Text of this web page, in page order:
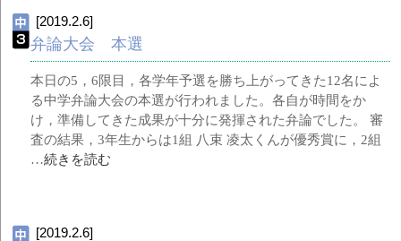
[2019.2.6]
弁論大会 本選
本日の5，6限目，各学年予選を勝ち上がってきた12名によ
る中学弁論大会の本選が行われました。各自が時間をか
け，準備してきた成果が十分に発揮された弁論でした。 審
査の結果，3年生からは1組 八束 凌太くんが優秀賞に，2組
…続きを読む
[2019.2.6]